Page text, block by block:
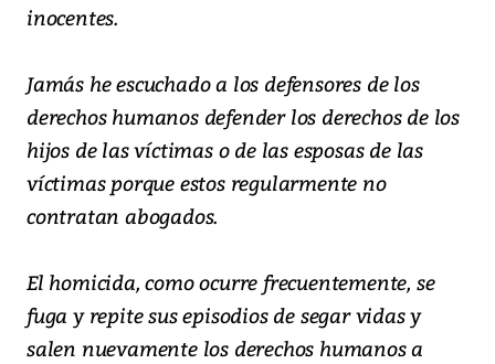
inocentes.
Jamás he escuchado a los defensores de los
derechos humanos defender los derechos de los
hijos de las víctimas o de las esposas de las
víctimas porque estos regularmente no
contratan abogados.
El homicida, como ocurre frecuentemente, se
fuga y repite sus episodios de segar vidas y
salen nuevamente los derechos humanos a